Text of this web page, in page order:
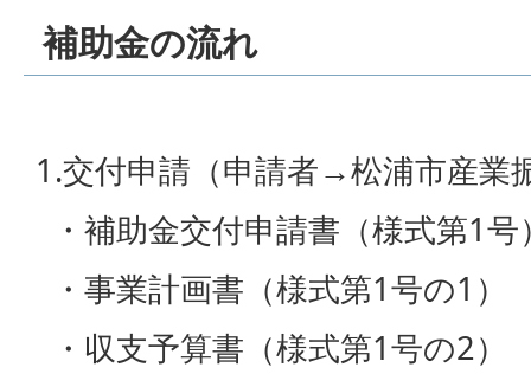
補助金の流れ
1.交付申請（申請者→松浦市産業
・補助金交付申請書（様式第1号
・事業計画書（様式第1号の1）
・収支予算書（様式第1号の2）